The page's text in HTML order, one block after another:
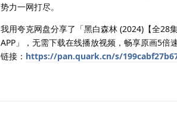
势力一网打尽。
我用夸克网盘分享了「黑白森林 (2024)【全28
APP」，无需下载在线播放视频，畅享原画5倍
链接： https://pan.quark.cn/s/